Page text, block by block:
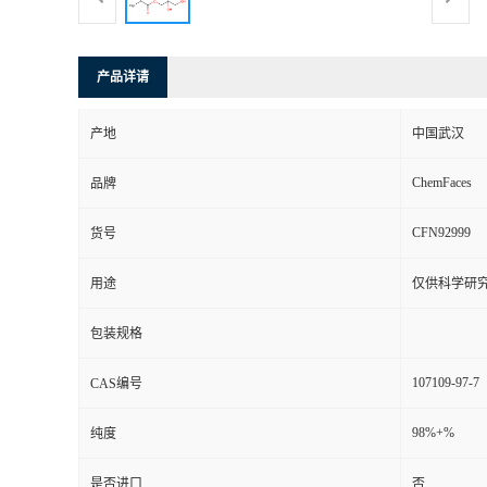
产品详请
产地 中国武汉
品牌 ChemFaces
货号 CFN92999
用途 仅供科学研
包装规格
CAS编号 107109-97-7
纯度 98%+%
是否进口 否